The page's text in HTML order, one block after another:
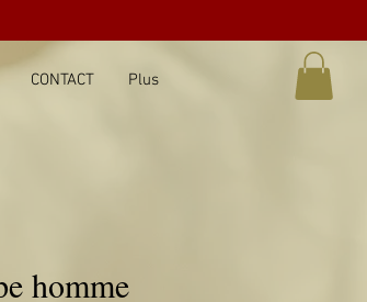
CONTACT Plus
homme